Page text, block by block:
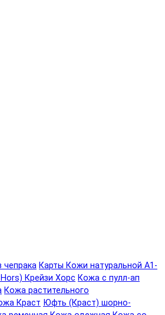
чепрака Карты Кожи натуральной А1-
Крейзи Хорс Кожа с пулл-ап
Кожа растительного
Краст Юфть (Краст) шорно-